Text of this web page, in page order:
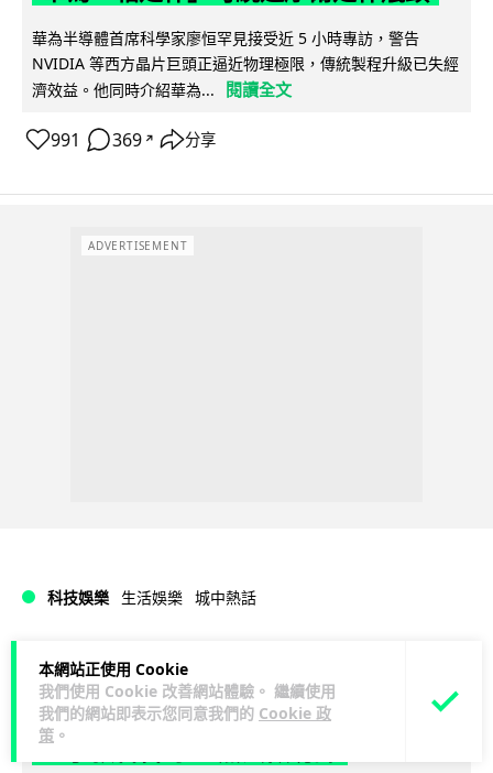
本網站正使用 Cookie
我們使用 Cookie 改善網站體驗。 繼續使用
我們的網站即表示您同意我們的 Cookie 政
策 。
華為半導體首席科學家廖恒罕見接受近 5 小時專訪，警告
NVIDIA 等西方晶片巨頭正逼近物理極限，傳統製程升級已失經
濟效益。他同時介紹華為...
閱讀全文
991 369 ↗ 分享
ADVERTISEMENT
科技娛樂 生活娛樂 城中熱話
Lawton 10 小時
家長無得慳錢買二手書 電子啟動碼鎖死
二手教科書 學生無法做功課